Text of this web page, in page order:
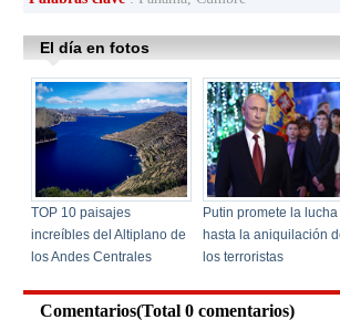
Comentarios(Total 0comentarios)